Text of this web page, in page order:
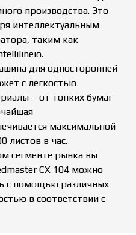
производства. Это
интеллектуальным
таким как
для односторонней
с лёгкостью
– от тонких бумаг
максимальной
листов в час.
сегменте рынка вы
CX 104 можно
с помощью различных
в соответствии с